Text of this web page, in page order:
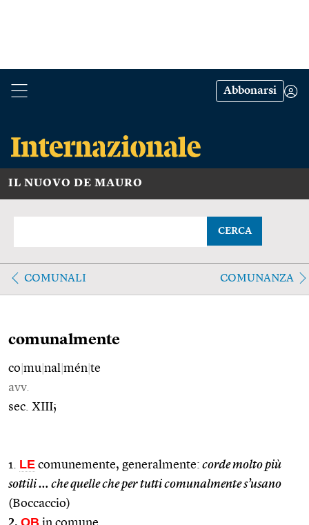
Abbonarsi
IL NUOVO DE MAURO
CERCA
COMUNALI COMUNANZA
comunalmente
co mu nal mén te
avv.
sec. XIII;
1. LE comunemente, generalmente: corde molto più
sottili … che quelle che per tutti comunalmente s’usano
(Boccaccio)
2. OB